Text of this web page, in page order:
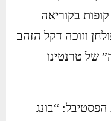
בקוריאה
וזוכה דקל הזהב
של טרנטינו
“בונג